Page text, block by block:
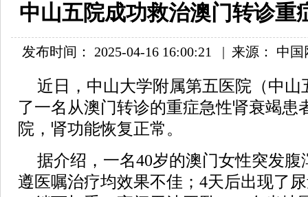
中山五院成功救治澳门转诊重
发布时间： 2025-04-16 16:00:21 | 来源： 中
近日，中山大学附属第五医院（中
了一名从澳门转诊的重症急性肾衰竭患
院，肾功能恢复正常。
据介绍，一名40岁的澳门女性突发
遵医嘱治疗均效果不佳；4天后出现了